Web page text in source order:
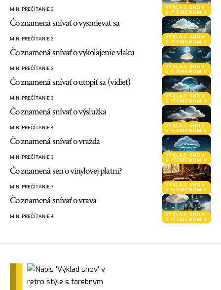
VÝKLAD SNOV
S PÍSMENOM V
MIN. PREČÍTANIE 3
VÝKLAD SNOV
S PÍSMENOM V
Čo znamená snívať o vysmievať sa
MIN. PREČÍTANIE 3
VÝKLAD SNOV
S PÍSMENOM V
Čo znamená snívať o vykoľajenie vlaku
MIN. PREČÍTANIE 3
VÝKLAD SNOV
S PÍSMENOM V
Čo znamená snívať o utopiť sa (vidieť)
MIN. PREČÍTANIE 3
VÝKLAD SNOV
S PÍSMENOM V
Čo znamená snívať o výslužka
MIN. PREČÍTANIE 4
VÝKLAD SNOV
S PÍSMENOM V
Čo znamená snívať o vražda
MIN. PREČÍTANIE 3
VÝKLAD SNOV
S PÍSMENOM V
Čo znamená sen o vinylovej platni?
MIN. PREČÍTANIE 7
VÝKLAD SNOV
S PÍSMENOM V
Čo znamená snívať o vrava
MIN. PREČÍTANIE 4